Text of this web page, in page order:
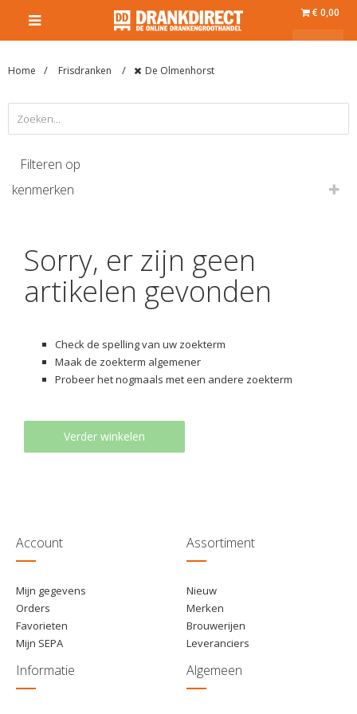
€ 0,00
Home Frisdranken De Olmenhorst
Filteren op
kenmerken
Sorry, er zijn geen
artikelen gevonden
Check de spelling van uw zoekterm
Maak de zoekterm algemener
Probeer het nogmaals met een andere zoekterm
Verder winkelen
Account
Mijn gegevens
Orders
Favorieten
Mijn SEPA
Assortiment
Nieuw
Merken
Brouwerijen
Leveranciers
Informatie Algemeen